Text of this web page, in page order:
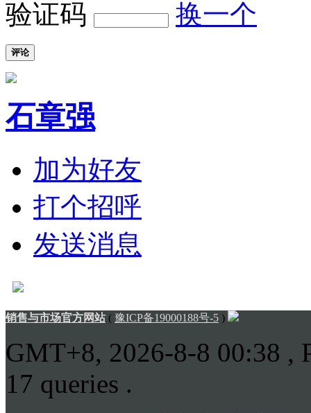
验证码 换一个
评论
石章强
加为好友
打个招呼
发送消息
销售与市场官方网站( 豫ICP备19000188号-5 )
GMT+8, 2026-8-8 00:38 ,
17 queries .